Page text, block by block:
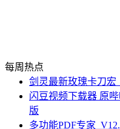
每周热点
剑灵最新玫瑰卡刀宏
闪豆视频下载器 原
版
多功能PDF专家